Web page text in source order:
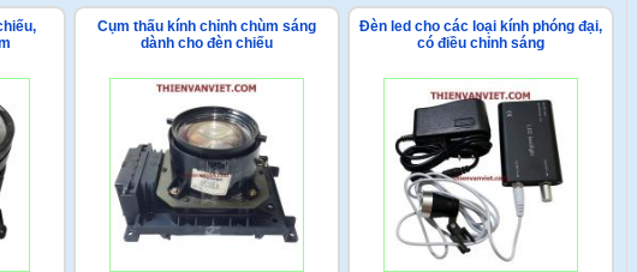
Cụm thấu kính chỉnh chùm sáng
dành cho đèn chiếu
Đèn led cho các loại kính phóng đại,
có điều chỉnh sáng